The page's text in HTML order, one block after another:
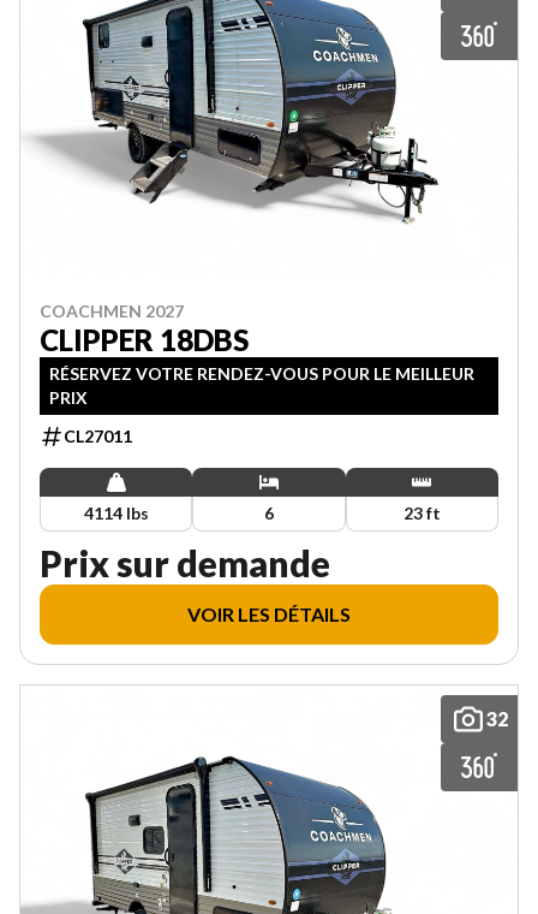
COACHMEN 2027
CLIPPER 18DBS
RÉSERVEZ VOTRE RENDEZ-VOUS POUR LE MEILLEUR
PRIX
CL27011
4114 lbs 6 23 ft
Prix sur demande
VOIR LES DÉTAILS
32